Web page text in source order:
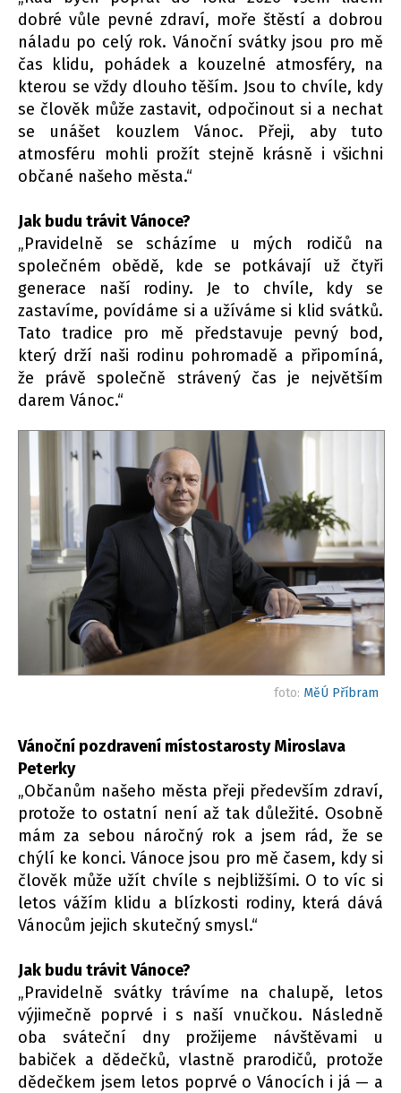
dobré vůle pevné zdraví, moře štěstí a dobrou
náladu po celý rok. Vánoční svátky jsou pro mě
čas klidu, pohádek a kouzelné atmosféry, na
kterou se vždy dlouho těším. Jsou to chvíle, kdy
se člověk může zastavit, odpočinout si a nechat
se unášet kouzlem Vánoc. Přeji, aby tuto
atmosféru mohli prožít stejně krásně i všichni
občané našeho města.“
Jak budu trávit Vánoce?
„Pravidelně se scházíme u mých rodičů na
společném obědě, kde se potkávají už čtyři
generace naší rodiny. Je to chvíle, kdy se
zastavíme, povídáme si a užíváme si klid svátků.
Tato tradice pro mě představuje pevný bod,
který drží naši rodinu pohromadě a připomíná,
že právě společně strávený čas je největším
darem Vánoc.“
foto: MěÚ Příbram
Vánoční pozdravení místostarosty Miroslava
Peterky
„Občanům našeho města přeji především zdraví,
protože to ostatní není až tak důležité. Osobně
mám za sebou náročný rok a jsem rád, že se
chýlí ke konci. Vánoce jsou pro mě časem, kdy si
člověk může užít chvíle s nejbližšími. O to víc si
letos vážím klidu a blízkosti rodiny, která dává
Vánocům jejich skutečný smysl.“
Jak budu trávit Vánoce?
„Pravidelně svátky trávíme na chalupě, letos
výjimečně poprvé i s naší vnučkou. Následně
oba sváteční dny prožijeme návštěvami u
babiček a dědečků, vlastně prarodičů, protože
dědečkem jsem letos poprvé o Vánocích i já — a